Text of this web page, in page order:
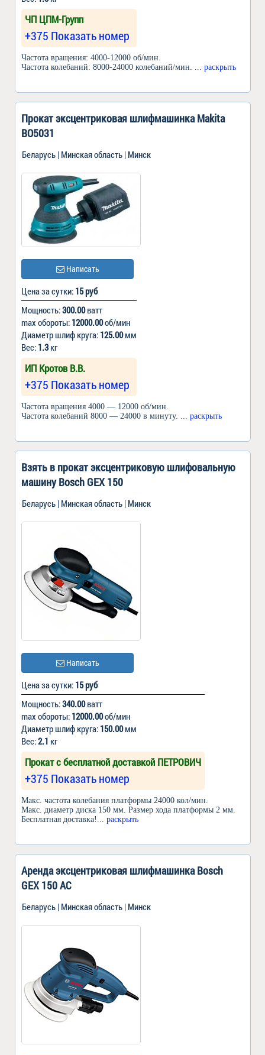
ЧП ЦПМ-Групп
+375 Показать номер
Частота вращения: 4000-12000 об/мин.
Частота колебаний: 8000-24000 колебаний/мин.
... раскрыть
Прокат эксцентриковая шлифмашинка Makita
BO5031
Беларусь | Минская область | Минск
Написать
Цена за сутки: 15 руб
Мощность:300.00ватт
max обороты: 12000.00об/мин
Диаметр шлиф круга: 125.00мм
Вес: 1.3кг
ИП Кротов В.В.
+375 Показать номер
Частота вращения 4000 — 12000 об/мин.
Частота колебаний 8000 — 24000 в минуту.
... раскрыть
Взять в прокат эксцентриковую шлифовальную
машину Bosch GEX 150
Беларусь | Минская область | Минск
Написать
Цена за сутки: 15 руб
Мощность:340.00ватт
max обороты: 12000.00об/мин
Диаметр шлиф круга: 150.00мм
Вес:2.1 кг
Прокат с бесплатной доставкой ПЕТРОВИЧ
+375 Показать номер
Макс. частота колебания платформы 24000 кол/мин.
Макс. диаметр диска 150 мм. Размер хода платформы 2 мм.
Бесплатная доставка!
... раскрыть
Аренда эксцентриковая шлифмашинка Bosch
GEX 150 AC
Беларусь | Минская область | Минск